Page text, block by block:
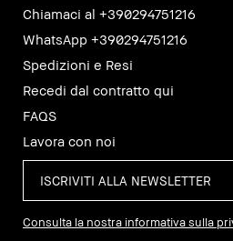
Chiamaci al +390294751216
WhatsApp +390294751216
Spedizioni e Resi
Recedi dal contratto qui
FAQS
Lavora con noi
Consulta la nostra informativa sulla